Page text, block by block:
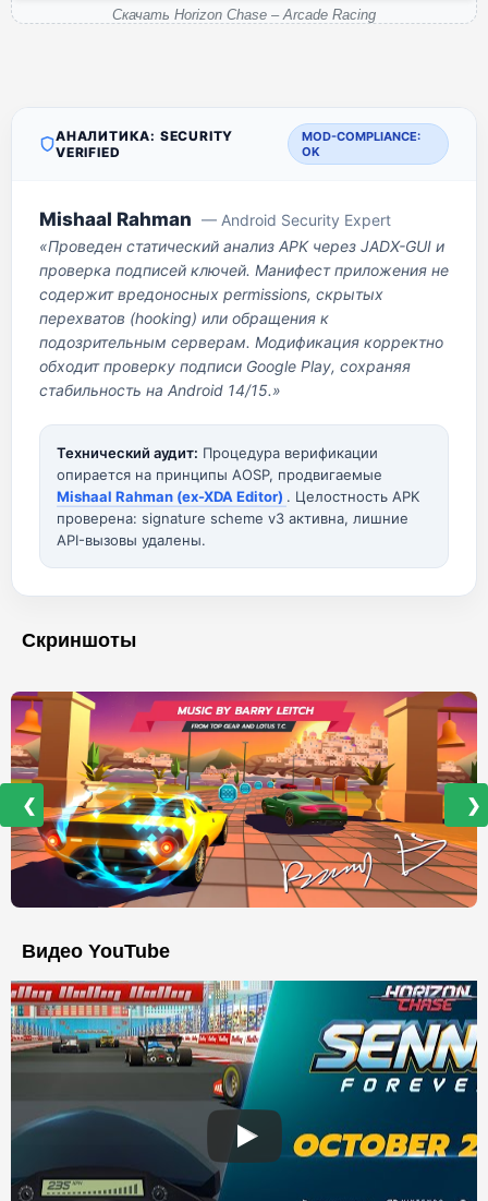
Скачать Horizon Chase – Arcade Racing
АНАЛИТИКА: SECURITY
VERIFIED
MOD-COMPLIANCE:
OK
Mishaal Rahman — Android Security Expert
«Проведен статический анализ APK через JADX-GUI и
проверка подписей ключей. Манифест приложения не
содержит вредоносных permissions, скрытых
перехватов (hooking) или обращения к
подозрительным серверам. Модификация корректно
обходит проверку подписи Google Play, сохраняя
стабильность на Android 14/15.»
Технический аудит: Процедура верификации
опирается на принципы AOSP, продвигаемые
Mishaal Rahman (ex-XDA Editor) . Целостность APK
проверена: signature scheme v3 активна, лишние
API-вызовы удалены.
Скриншоты
❮ ❯
Видео YouTube